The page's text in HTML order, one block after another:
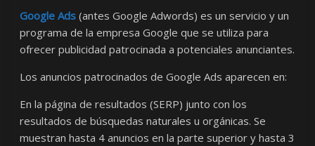
Google Ads (antes Google Adwords) es un servicio y un
programa de la empresa Google que se utiliza para
ofrecer publicidad patrocinada a potenciales anunciantes.
Los anuncios patrocinados de Google Ads aparecen en:
En la página de resultados (SERP) junto con los
resultados de búsquedas naturales u orgánicas. Se
muestran hasta 4 anuncios en la parte superior y hasta 3